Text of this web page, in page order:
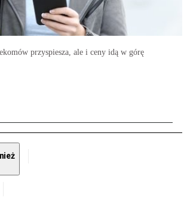
przyspiesza, ale i ceny idą w górę